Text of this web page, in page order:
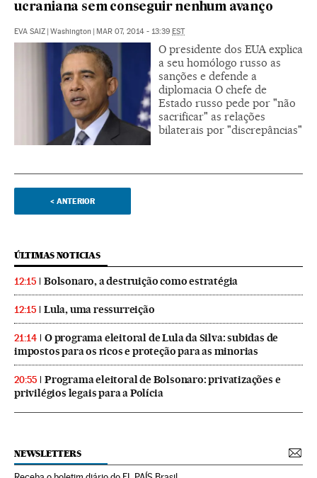
ucraniana sem conseguir nenhum avanço
EVA SAIZ | Washington | MAR 07, 2014 - 13:39 EST
O presidente dos EUA explica
a seu homólogo russo as
sanções e defende a
diplomacia O chefe de
Estado russo pede por "não
sacrificar" as relações
bilaterais por "discrepâncias"
< ANTERIOR
ÚLTIMAS NOTICIAS
12:15 Bolsonaro, a destruição como estratégia
12:15 Lula, uma ressurreição
21:14
O programa eleitoral de Lula da Silva: subidas de
impostos para os ricos e proteção para as minorias
20:55
Programa eleitoral de Bolsonaro: privatizações e
privilégios legais para a Polícia
NEWSLETTERS